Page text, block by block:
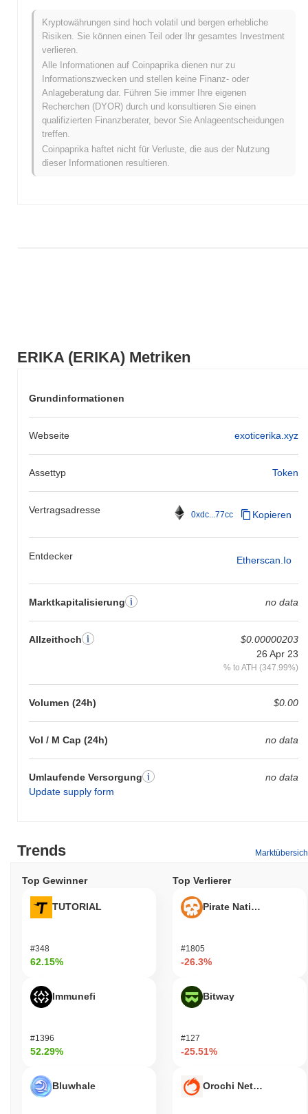
ERIKA (ERIKA) Metriken
Grundinformationen
Webseite exoticerika.xyz
Assettyp Token
Vertragsadresse 0xdc...77cc Kopieren
Entdecker Etherscan.io
Marktkapitalisierung no data
Allzeithoch
$0.00000203
26 Apr 23
% to ATH (347.99%)
Volumen (24h) $0.00
Vol / M Cap (24h) no data
Umlaufende Versorgung
Update supply form
no data
Allzeithoch (ATH):$0.00000203
Allzeittief (ATL):$0.00
ERIKA wird derzeit~77.68%unter seinem ATH gehandelt .
Wie schneidet ERIKA im Vergleich zum breiteren
Kryptomarkt ab?
In den letzten 7 Tagen ist ERIKA um
damit hinter dem gesamten Kryptomarkt der einen Gewinn von
0.30%
verzeichnete zurück. Dies deutet auf eine vorübergehende
Verzögerung der Preisentwicklung von ERIKA im Vergleich zur
Kryptowährungen sind hoch volatil und bergen erhebliche
Risiken. Sie können einen Teil oder Ihr gesamtes Investment
verlieren.
Alle Informationen auf Coinpaprika dienen nur zu
Informationszwecken und stellen keine Finanz- oder
Anlageberatung dar. Führen Sie immer Ihre eigenen
Recherchen (DYOR) durch und konsultieren Sie einen
qualifizierten Finanzberater, bevor Sie Anlageentscheidungen
treffen.
Coinpaprika haftet nicht für Verluste, die aus der Nutzung
dieser Informationen resultieren.
Trends
Top Gewinner
TUTORIAL
#348
62.15%
Immunefi
#1396
52.29%
Bluwhale
Top Verlierer
Pirate Nation Token
#1805
-26.3%
Bitway
#127
-25.51%
Orochi Network